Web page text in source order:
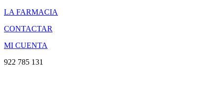
LA FARMACIA
CONTACTAR
MI CUENTA
922 785 131